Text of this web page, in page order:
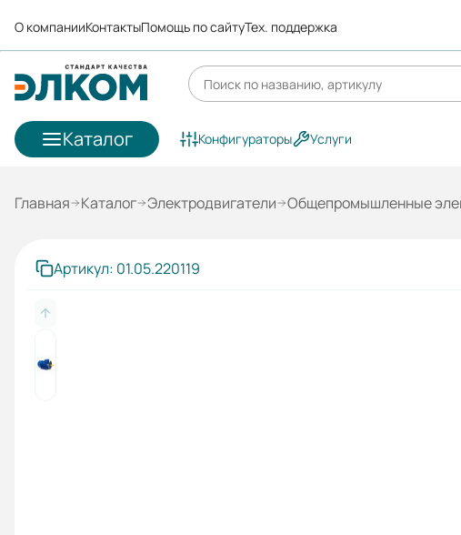
О компанииКонтактыПомощь по сайтуТех. поддержка
Каталог Конфигураторы Услуги
Главная Каталог Электродвигатели Общепромышленные
Артикул: 01.05.220119